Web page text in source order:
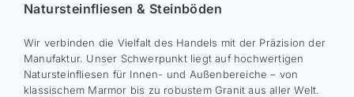
Natursteinfliesen & Steinböden
Wir verbinden die Vielfalt des Handels mit der Präzision der
Manufaktur. Unser Schwerpunkt liegt auf hochwertigen
Natursteinfliesen für Innen- und Außenbereiche – von
klassischem Marmor bis zu robustem Granit aus aller Welt.